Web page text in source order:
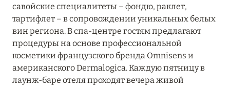
Hôtel Taj-I Mah
Hôtel Village La Mourra
Hôtel Village Montana
I.L.Y Hotels La Rosière
савойские специалитеты – фондю, раклет,
тартифлет – в сопровождении уникальных белых
вин региона. В спа-центре гостям предлагают
процедуры на основе профессиональной
косметики французского бренда Omnisens и
американского Dermalogica. Каждую пятницу в
лаунж-баре отеля проходят вечера живой